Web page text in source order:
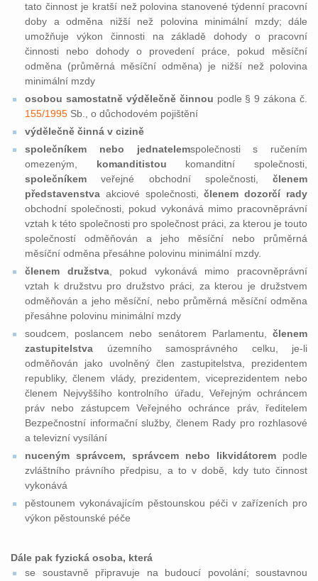
tato činnost je kratší než polovina stanovené týdenní pracovní
doby a odměna nižší než polovina minimální mzdy; dále
umožňuje výkon činnosti na základě dohody o pracovní
činnosti nebo dohody o provedení práce, pokud měsíční
odměna (průměrná měsíční odměna) je nižší než polovina
minimální mzdy
osobou samostatně výdělečně činnou podle § 9 zákona č.
155/1995 Sb., o důchodovém pojištění
výdělečně činná v cizině
společníkem nebo jednatelemspolečnosti s ručením
omezeným, komanditistou komanditní společnosti,
společníkem veřejné obchodní společnosti, členem
představenstva akciové společnosti,členem dozorčí rady
obchodní společnosti, pokud vykonává mimo pracovněprávní
vztah k této společnosti pro společnost práci, za kterou je touto
společností odměňován a jeho měsíční nebo průměrná
měsíční odměna přesáhne polovinu minimální mzdy.
členem družstva, pokud vykonává mimo pracovněprávní
vztah k družstvu pro družstvo práci, za kterou je družstvem
odměňován a jeho měsíční, nebo průměrná měsíční odměna
přesáhne polovinu minimální mzdy
soudcem, poslancem nebo senátorem Parlamentu, členem
zastupitelstva územního samosprávného celku, je-li
odměňován jako uvolněný člen zastupitelstva, prezidentem
republiky, členem vlády, prezidentem, viceprezidentem nebo
členem Nejvyššího kontrolního úřadu, Veřejným ochráncem
práv nebo zástupcem Veřejného ochránce práv, ředitelem
Bezpečnostní informační služby, členem Rady pro rozhlasové
a televizní vysílání
nuceným správcem, správcem nebo likvidátorem podle
zvláštního právního předpisu, a to v době, kdy tuto činnost
vykonává
pěstounem vykonávajícím pěstounskou péči v zařízeních pro
výkon pěstounské péče
Dále pak fyzická osoba, která
se soustavně připravuje na budoucí povolání; soustavnou